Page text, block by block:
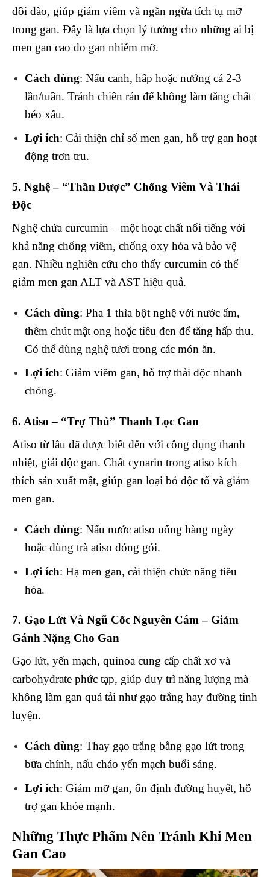
dồi dào, giúp giảm viêm và ngăn ngừa tích tụ mỡ
trong gan. Đây là lựa chọn lý tưởng cho những ai bị
men gan cao do gan nhiễm mỡ.
Cách dùng: Nấu canh, hấp hoặc nướng cá 2-3
lần/tuần. Tránh chiên rán để không làm tăng chất
béo xấu.
Lợi ích: Cải thiện chỉ số men gan, hỗ trợ gan hoạt
động trơn tru.
5. Nghệ – “Thần Dược” Chống Viêm Và Thải
Độc
Nghệ chứa curcumin – một hoạt chất nổi tiếng với
khả năng chống viêm, chống oxy hóa và bảo vệ
gan. Nhiều nghiên cứu cho thấy curcumin có thể
giảm men gan ALT và AST hiệu quả.
Cách dùng: Pha 1 thìa bột nghệ với nước ấm,
thêm chút mật ong hoặc tiêu đen để tăng hấp thu.
Có thể dùng nghệ tươi trong các món ăn.
Lợi ích: Giảm viêm gan, hỗ trợ thải độc nhanh
chóng.
6. Atiso – “Trợ Thủ” Thanh Lọc Gan
Atiso từ lâu đã được biết đến với công dụng thanh
nhiệt, giải độc gan. Chất cynarin trong atiso kích
thích sản xuất mật, giúp gan loại bỏ độc tố và giảm
men gan.
Cách dùng: Nấu nước atiso uống hàng ngày
hoặc dùng trà atiso đóng gói.
Lợi ích: Hạ men gan, cải thiện chức năng tiêu
hóa.
7. Gạo Lứt Và Ngũ Cốc Nguyên Cám – Giảm
Gánh Nặng Cho Gan
Gạo lứt, yến mạch, quinoa cung cấp chất xơ và
carbohydrate phức tạp, giúp duy trì năng lượng mà
không làm gan quá tải như gạo trắng hay đường tinh
luyện.
Cách dùng: Thay gạo trắng bằng gạo lứt trong
bữa chính, nấu cháo yến mạch buổi sáng.
Lợi ích: Giảm mỡ gan, ổn định đường huyết, hỗ
trợ gan khỏe mạnh.
Những Thực Phẩm Nên Tránh Khi Men
Gan Cao